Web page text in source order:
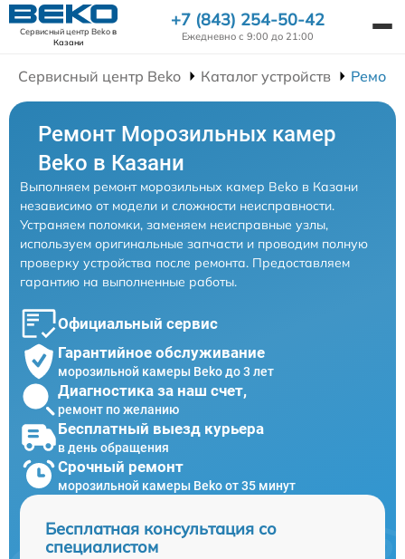
Сервисный центр Bekoв
Казани
+7 (843) 254-50-42
Ежедневно с 9:00 до 21:00
Сервисный центр Beko Каталог устройств
Ремонт Морозильных камер
Beko в Казани
Выполняем ремонт морозильных камер Beko в Казани
независимо от модели и сложности неисправности.
Устраняем поломки, заменяем неисправные узлы,
используем оригинальные запчасти и проводим полную
проверку устройства после ремонта. Предоставляем
гарантию на выполненные работы.
Официальный сервис
Гарантийное обслуживание
морозильной камеры Beko до 3 лет
Диагностика за наш счет,
ремонт по желанию
Бесплатный выезд курьера
в день обращения
Срочный ремонт
морозильной камеры Beko от 35 минут
Бесплатная консультация со
специалистом